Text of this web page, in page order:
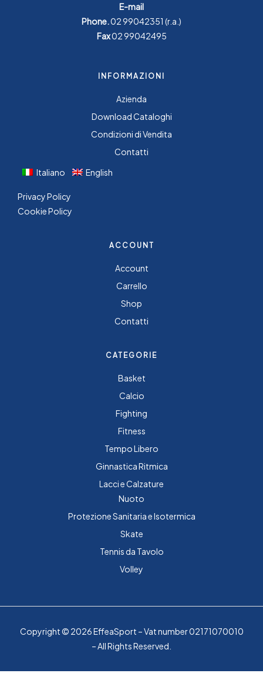
E-mail
Phone.02 99042351 (r.a.)
Fax02 99042495
INFORMAZIONI
Azienda
Download Cataloghi
Condizioni di Vendita
Contatti
Italiano
English
Privacy Policy
Cookie Policy
ACCOUNT
Account
Carrello
Shop
Contatti
CATEGORIE
Basket
Calcio
Fighting
Fitness
Tempo Libero
Ginnastica Ritmica
Lacci e Calzature
Nuoto
Protezione Sanitaria e Isotermica
Skate
Tennis da Tavolo
Volley
Copyright © 2026 EffeaSport – Vat number 02171070010
– All Rights Reserved.